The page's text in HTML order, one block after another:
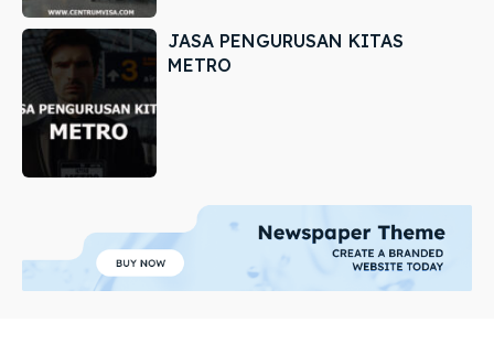
JASA PENGURUSAN KITAS
METRO